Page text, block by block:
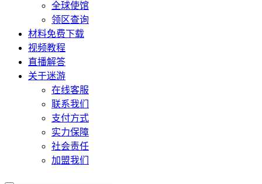
全球使馆
领区查询
材料免费下载
视频教程
直播解答
关于迷游
在线客服
联系我们
支付方式
实力保障
社会责任
加盟我们